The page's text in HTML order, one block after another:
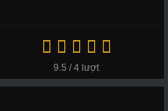
9.5 / 4 lượt